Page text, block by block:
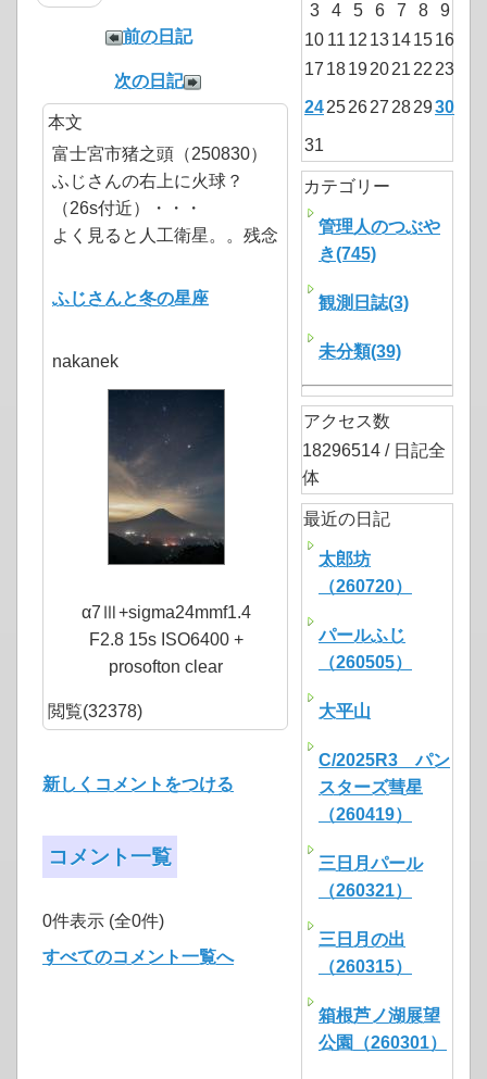
前の日記
次の日記
本文
富士宮市猪之頭（250830）
ふじさんの右上に火球？
（26s付近）・・・
よく見ると人工衛星。。残念
ふじさんと冬の星座
nakanek
α7Ⅲ+sigma24mmf1.4
F2.8 15s ISO6400 +
prosofton clear
閲覧(32378)
新しくコメントをつける
コメント一覧
0件表示 (全0件)
すべてのコメント一覧へ
3
4 5 6 7 8
9
10 11 12 13141516
17 18192021 22 23
24252627 282930
31
カテゴリー
管理人のつぶや
き(745)
観測日誌(3)
未分類(39)
アクセス数
18296514 / 日記全
体
最近の日記
太郎坊
（260720）
パールふじ
（260505）
大平山
C/2025R3 パン
スターズ彗星
（260419）
三日月パール
（260321）
三日月の出
（260315）
箱根芦ノ湖展望
公園（260301）